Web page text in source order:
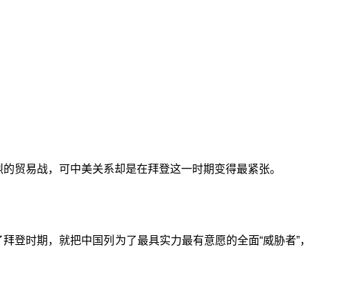
贸易战，可中美关系却是在拜登这一时期变得最紧张。
登时期，就把中国列为了最具实力最有意愿的全面“威胁者”，